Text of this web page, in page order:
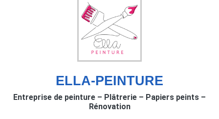
ELLA-PEINTURE
Entreprise de peinture – Plâtrerie – Papiers peints –
Rénovation